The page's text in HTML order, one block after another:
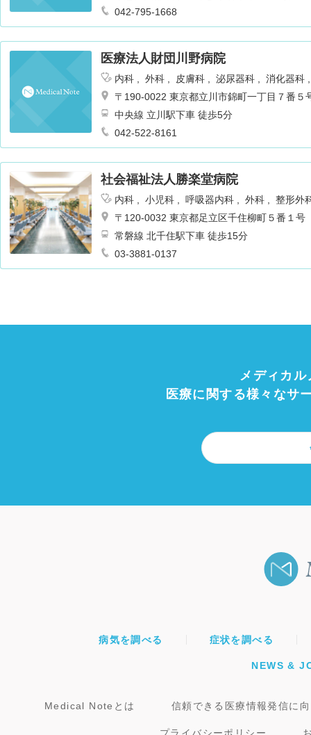
042-795-1668
医療法人財団川野病院
内科 外科 皮膚科 泌尿器科
消化器科
リテーション
肛門科 神経内科
〒190-0022 東京都立川市錦町一丁目７番５
中央線 立川駅下車 徒歩5分
042-522-8161
社会福祉法人勝楽堂病院
内科 小児科 呼吸器内科 外科
整形外
ギー科
リハビリテーション 乳腺外科
〒120-0032 東京都足立区千住柳町５番１号
常磐線 北千住駅下車 徒歩15分
03-3881-0137
メディカ
医療に関する様々なサ
病気を調べる 症状を調べる
NEWS &
Medical Noteとは 信頼できる医療情報発信に
プライバシーポリシー